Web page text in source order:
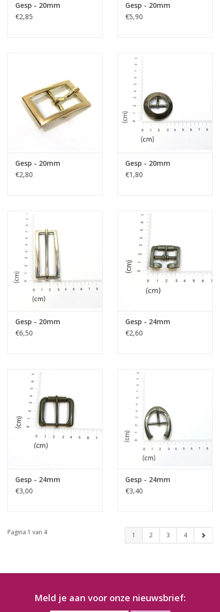
Gesp - 20mm
€2,85
Gesp - 20mm
€5,90
Gesp - 20mm
€2,80
Gesp - 20mm
€1,80
Gesp - 20mm
€6,50
Gesp - 24mm
€2,60
Gesp - 24mm
€3,00
Gesp - 24mm
€3,40
Pagina 1 van 4 1 2 3 4
Meld je aan voor onze nieuwsbrief: